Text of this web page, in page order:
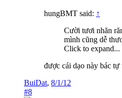
hungBMT said: ↑
Cười tươi nhăn
mình cũng dễ
Click to expand...
được cái dạo này bác
BuiDat, 8/1/12
#8